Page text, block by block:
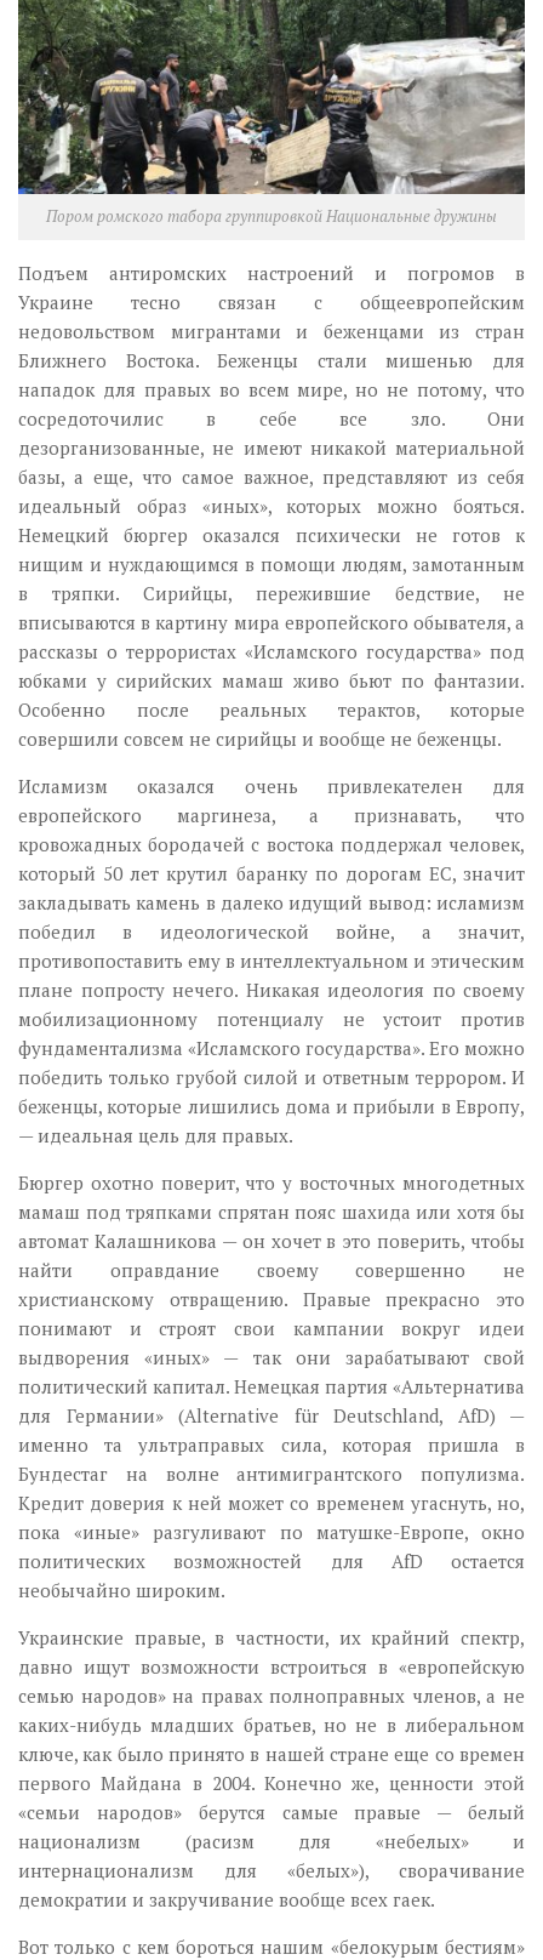
Візуальне
Научпоп
Головне
Цитати
Inter/antinational
Пором ромского табора группировкой Национальные дружины
Подъем антиромских настроений и погромов в
Украине тесно связан с общеевропейским
недовольством мигрантами и беженцами из стран
Ближнего Востока. Беженцы стали мишенью для
нападок для правых во всем мире, но не потому, что
сосредоточилис в себе все зло. Они
дезорганизованные, не имеют никакой материальной
базы, а еще, что самое важное, представляют из себя
идеальный образ «иных», которых можно бояться.
Немецкий бюргер оказался психически не готов к
нищим и нуждающимся в помощи людям, замотанным
в тряпки. Сирийцы, пережившие бедствие, не
вписываются в картину мира европейского обывателя, а
рассказы о террористах «Исламского государства» под
юбками у сирийских мамаш живо бьют по фантазии.
Особенно после реальных терактов, которые
совершили совсем не сирийцы и вообще не беженцы.
Исламизм оказался очень привлекателен для
европейского маргинеза, а признавать, что
кровожадных бородачей с востока поддержал человек,
который 50 лет крутил баранку по дорогам ЕС, значит
закладывать камень в далеко идущий вывод: исламизм
победил в идеологической войне, а значит,
противопоставить ему в интеллектуальном и этическим
плане попросту нечего. Никакая идеология по своему
мобилизационному потенциалу не устоит против
фундаментализма «Исламского государства». Его можно
победить только грубой силой и ответным террором. И
беженцы, которые лишились дома и прибыли в Европу,
— идеальная цель для правых.
Бюргер охотно поверит, что у восточных многодетных
мамаш под тряпками спрятан пояс шахида или хотя бы
автомат Калашникова — он хочет в это поверить, чтобы
найти оправдание своему совершенно не
христианскому отвращению. Правые прекрасно это
понимают и строят свои кампании вокруг идеи
выдворения «иных» — так они зарабатывают свой
политический капитал. Немецкая партия «Альтернатива
для Германии» (Alternative für Deutschland, AfD) —
именно та ультраправых сила, которая пришла в
Бундестаг на волне антимигрантского популизма.
Кредит доверия к ней может со временем угаснуть, но,
пока «иные» разгуливают по матушке-Европе, окно
политических возможностей для AfD остается
необычайно широким.
Украинские правые, в частности, их крайний спектр,
давно ищут возможности встроиться в «европейскую
семью народов» на правах полноправных членов, а не
каких-нибудь младших братьев, но не в либеральном
ключе, как было принято в нашей стране еще со времен
первого Майдана в 2004. Конечно же, ценности этой
«семьи народов» берутся самые правые — белый
национализм (расизм для «небелых» и
интернационализм для «белых»), сворачивание
демократии и закручивание вообще всех гаек.
Вот только с кем бороться нашим «белокурым бестиям»